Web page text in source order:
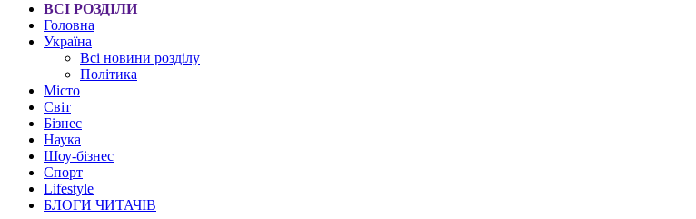
ВСІ РОЗДІЛИ
Головна
Україна
Всі новини розділу
Політика
Місто
Світ
Бізнес
Наука
Шоу-бізнес
Спорт
Lifestyle
БЛОГИ ЧИТАЧІВ